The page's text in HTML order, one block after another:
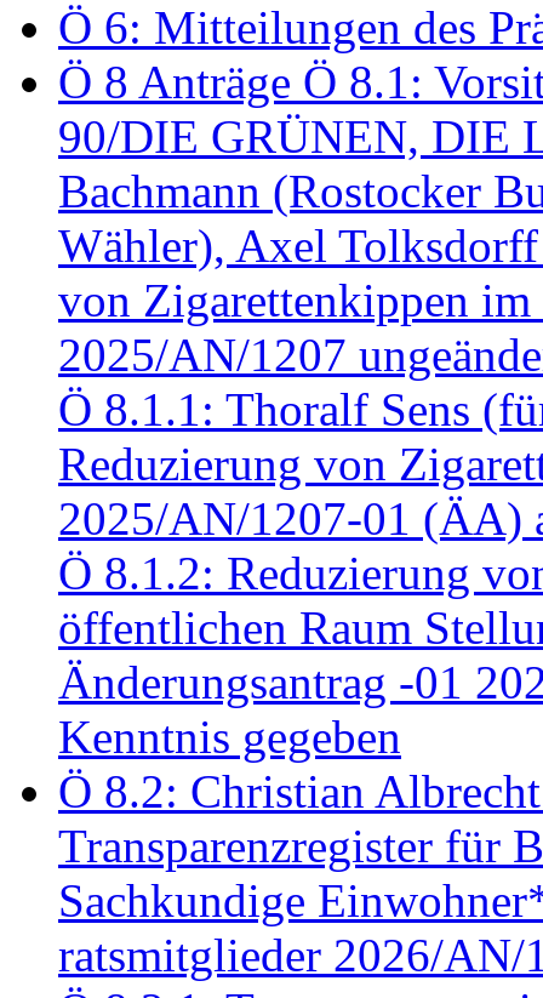
Ö 6: Mitteilungen des
Ö 8 Anträge Ö 8.1:
90/DIE GRÜNEN, DIE
Bachmann (Rostocker
Wähler), Axel
von Zigarettenkippen
2025/AN/1207
Ö 8.1.1: Thoralf Sens
Reduzierung von
2025/AN/1207-01 (ÄA)
Ö 8.1.2: Reduzierung
öffentlichen Raum
Änderungsantrag -01
Kenntnis gegeben
Ö 8.2: Christian
Transparenzregister für
Sachkundige
ratsmitglieder 2026/AN/